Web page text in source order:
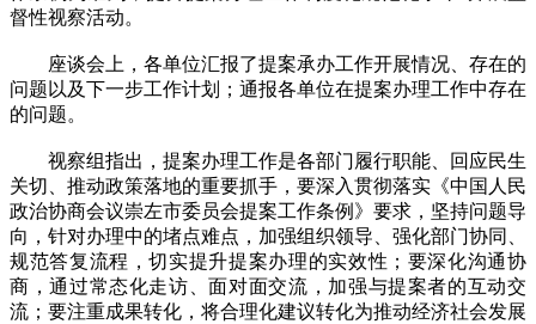
督性视察活动。
座谈会上，各单位汇报了提案承办工作开展情况、存在的
问题以及下一步工作计划；通报各单位在提案办理工作中存在
的问题。
视察组指出，提案办理工作是各部门履行职能、回应民生
关切、推动政策落地的重要抓手，要深入贯彻落实《中国人民
政治协商会议崇左市委员会提案工作条例》要求，坚持问题导
向，针对办理中的堵点难点，加强组织领导、强化部门协同、
规范答复流程，切实提升提案办理的实效性；要深化沟通协
商，通过常态化走访、面对面交流，加强与提案者的互动交
流；要注重成果转化，将合理化建议转化为推动经济社会发展